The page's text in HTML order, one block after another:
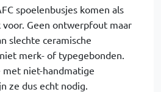
spoelenbusjes komen als
Geen ontwerpfout maar
slechte ceramische
merk- of typegebonden.
niet-handmatige
ze dus echt nodig.